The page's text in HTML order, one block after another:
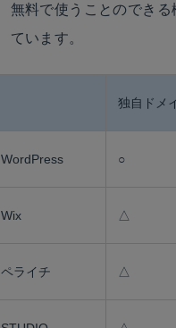
無料で使うことのでき
ています。
独自ドメ
WordPress ○
Wix △
ペライチ △